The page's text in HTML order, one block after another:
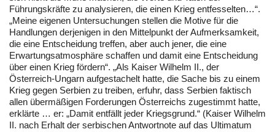
Führungskräfte zu analysieren, die einen Krieg entfesselten…“.
„Meine eigenen Untersuchungen stellen die Motive für die
Handlungen derjenigen in den Mittelpunkt der Aufmerksamkeit,
die eine Entscheidung treffen, aber auch jener, die eine
Erwartungsatmosphäre schaffen und damit eine Entscheidung
über einen Krieg fördern“. „Als Kaiser Wilhelm II., der
Österreich-Ungarn aufgestachelt hatte, die Sache bis zu einem
Krieg gegen Serbien zu treiben, erfuhr, dass Serbien faktisch
allen übermäßigen Forderungen Österreichs zugestimmt hatte,
erklärte … er: „Damit entfällt jeder Kriegsgrund.“ (Kaiser Wilhelm
II. nach Erhalt der serbischen Antwortnote auf das Ultimatum